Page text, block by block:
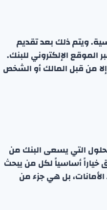
ويتم ذلك بعد تقديم
الموقع الإلكتروني للبنك.
من قبل المالك أو الشخص
التي يسعى البنك من
خياراً أساسياً لكل من يبحث
بل هي جزء من